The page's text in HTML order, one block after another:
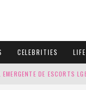
CELEBRITIES
DE ESCORTS